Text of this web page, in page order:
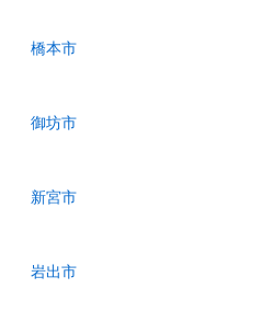
橋本市
御坊市
新宮市
岩出市